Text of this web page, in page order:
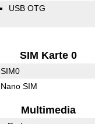
USB OTG
SIM Karte 0
SIM0
Nano SIM
Multimedia